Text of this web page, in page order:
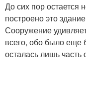
До сих пор остается
построено это
Сооружение
всего, обо было
осталась лишь часть